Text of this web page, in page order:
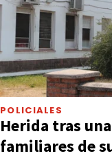
POLICIALES
Herida tras
familiares de